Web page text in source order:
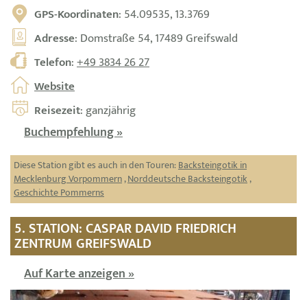
GPS-Koordinaten: 54.09535, 13.3769
Adresse: Domstraße 54, 17489 Greifswald
Telefon:+49 3834 26 27
Website
Reisezeit: ganzjährig
Buchempfehlung »
Diese Station gibt es auch in den Touren:Backsteingotik in
Mecklenburg Vorpommern,Norddeutsche Backsteingotik,
Geschichte Pommerns
5. STATION: CASPAR DAVID FRIEDRICH
ZENTRUM GREIFSWALD
Auf Karte anzeigen »